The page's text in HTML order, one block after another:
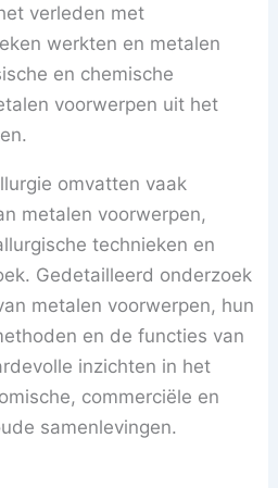
verleden met
werkten en metalen
en chemische
voorwerpen uit het
omvatten vaak
metalen voorwerpen,
technieken en
Gedetailleerd onderzoek
metalen voorwerpen, hun
en de functies van
inzichten in het
commerciële en
samenlevingen.